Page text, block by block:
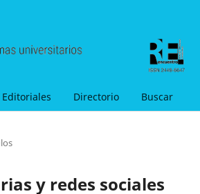
Directorio Buscar
y redes sociales